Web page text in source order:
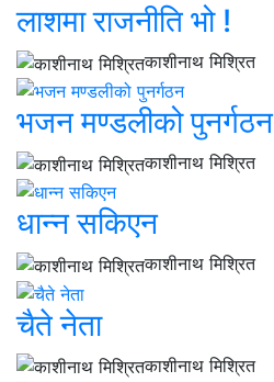
लाशमा राजनीति भो !
काशीनाथ मिश्रित
भजन मण्डलीको पुनर्गठन
काशीनाथ मिश्रित
धान्न सकिएन
काशीनाथ मिश्रित
चैते नेता
काशीनाथ मिश्रित